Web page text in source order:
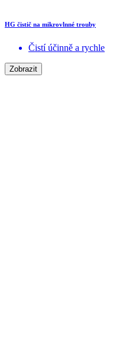
HG čistič na mikrovlnné trouby
Čistí účinně a rychle
Zobrazit